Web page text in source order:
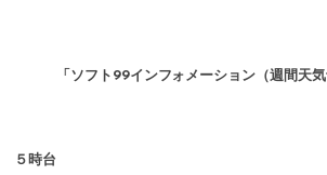
「ソフト99インフォメーション（週間天気
５時台